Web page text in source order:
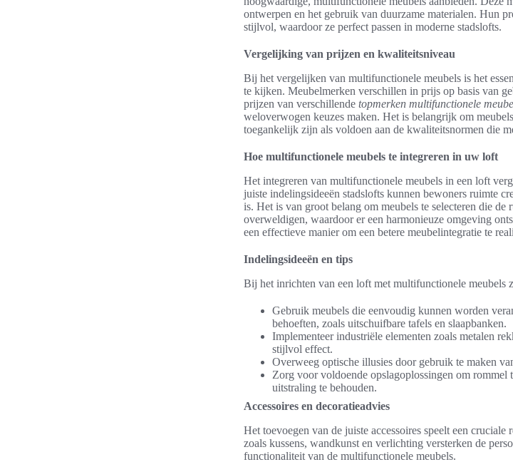
ontwerpen en het gebruik van duurzame materialen. Hun
stijlvol, waardoor ze perfect passen in moderne stadslofts.
Vergelijking van prijzen en kwaliteitsniveau
Bij het vergelijken van multifunctionele meubels is het
te kijken. Meubelmerken verschillen in prijs op basis van
prijzen van verschillende topmerken multifunctionele
weloverwogen keuzes maken. Het is belangrijk om
toegankelijk zijn als voldoen aan de kwaliteitsnormen die
Hoe multifunctionele meubels te integreren in uw loft
Het integreren van multifunctionele meubels in een loft
juiste indelingsideeën stadslofts kunnen bewoners ruimte
is. Het is van groot belang om meubels te selecteren die de
overweldigen, waardoor er een harmonieuze omgeving
een effectieve manier om een betere meubelintegratie te
Indelingsideeën en tips
Bij het inrichten van een loft met multifunctionele meubels
Gebruik meubels die eenvoudig kunnen worden
behoeften, zoals uitschuifbare tafels en slaapbanken.
Implementeer industriële elementen zoals metalen
stijlvol effect.
Overweeg optische illusies door gebruik te maken
Zorg voor voldoende opslagoplossingen om rommel
uitstraling te behouden.
Accessoires en decoratieadvies
Het toevoegen van de juiste accessoires speelt een
zoals kussens, wandkunst en verlichting versterken de
functionaliteit van de multifunctionele meubels.